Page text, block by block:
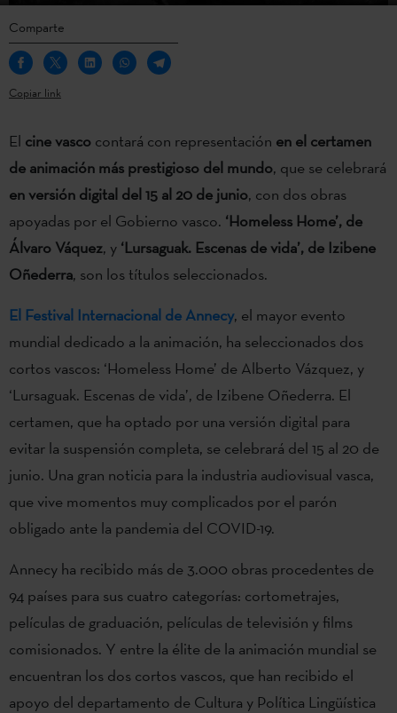
Comparte
Copiar link
El cine vasco contará con representación en el certamen
de animación más prestigioso del mundo, que se celebrará
en versión digital del 15 al 20 de junio, con dos obras
apoyadas por el Gobierno vasco. ‘Homeless Home’, de
Álvaro Váquez, y ‘Lursaguak. Escenas de vida’, de Izibene
Oñederra, son los títulos seleccionados.
El Festival Internacional de Annecy, el mayor evento
mundial dedicado a la animación, ha seleccionados dos
cortos vascos: ‘Homeless Home’ de Alberto Vázquez, y
‘Lursaguak. Escenas de vida’, de Izibene Oñederra. El
certamen, que ha optado por una versión digital para
evitar la suspensión completa, se celebrará del 15 al 20 de
junio. Una gran noticia para la industria audiovisual vasca,
que vive momentos muy complicados por el parón
obligado ante la pandemia del COVID-19.
Annecy ha recibido más de 3.000 obras procedentes de
94 países para sus cuatro categorías: cortometrajes,
películas de graduación, películas de televisión y films
comisionados. Y entre la élite de la animación mundial se
encuentran los dos cortos vascos, que han recibido el
apoyo del departamento de Cultura y Política Lingüística